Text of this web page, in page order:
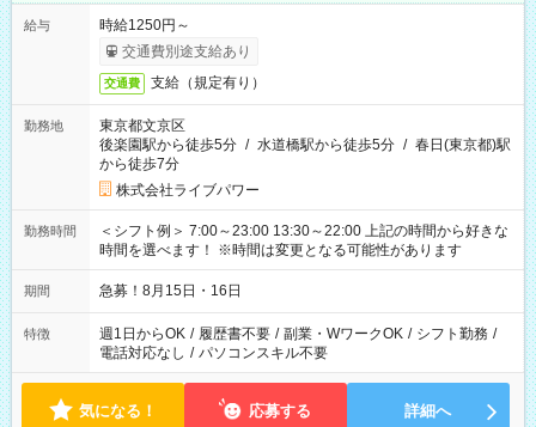
給与
時給1250円～
交通費別途支給あり
交通費 支給（規定有り）
勤務地
東京都文京区
後楽園駅から徒歩5分 / 水道橋駅から徒歩5分 / 春日(東京都)駅
から徒歩7分
株式会社ライブパワー
勤務時間
＜シフト例＞ 7:00～23:00 13:30～22:00 上記の時間から好きな
時間を選べます！ ※時間は変更となる可能性があります
期間 急募！8月15日・16日
特徴 週1日からOK / 履歴書不要 / 副業・WワークOK / シフト勤務 /
電話対応なし / パソコンスキル不要
気になる！ 応募する 詳細へ